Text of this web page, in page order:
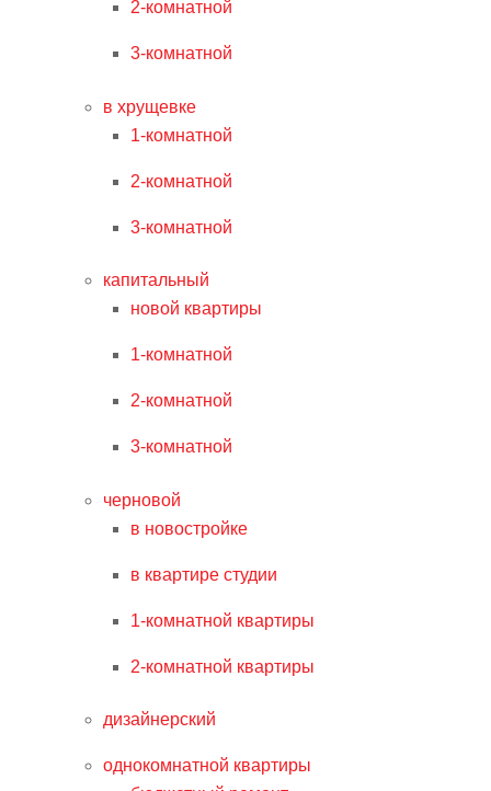
2-комнатной
3-комнатной
в хрущевке
1-комнатной
2-комнатной
3-комнатной
капитальный
новой квартиры
1-комнатной
2-комнатной
3-комнатной
черновой
в новостройке
в квартире студии
1-комнатной квартиры
2-комнатной квартиры
дизайнерский
однокомнатной квартиры